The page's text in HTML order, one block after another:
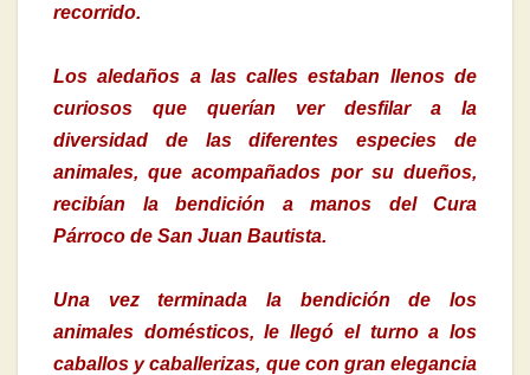
recorrido.
Los aledaños a las calles estaban llenos de
curiosos que querían ver desfilar a la
diversidad de las diferentes especies de
animales, que acompañados por su dueños,
recibían la bendición a manos del Cura
Párroco de San Juan Bautista.
Una vez terminada la bendición de los
animales domésticos, le llegó el turno a los
caballos y caballerizas, que con gran elegancia